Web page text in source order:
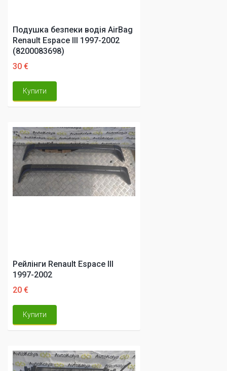
Подушка безпеки водія AirBag
Renault Espace III 1997-2002
(8200083698)
30 €
Купити
Рейлінги Renault Espace III
1997-2002
20 €
Купити